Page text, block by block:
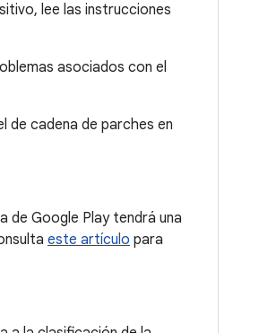
lee las instrucciones
asociados con el
de cadena de parches en
de Google Play tendrá una
este artículo para